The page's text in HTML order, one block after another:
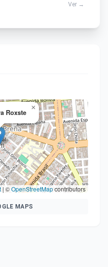
Ver →
Roxste
×
| ©OpenStreetMapcontributors
MAPS